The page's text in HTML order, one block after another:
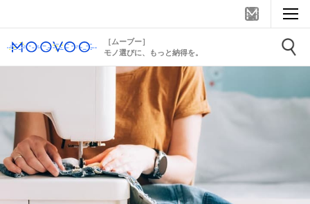
［ムーブー］
モノ選びに、もっと納得を。